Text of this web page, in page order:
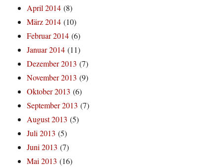
April 2014 (8)
März 2014 (10)
Februar 2014 (6)
Januar 2014 (11)
Dezember 2013 (7)
November 2013 (9)
Oktober 2013 (6)
September 2013 (7)
August 2013 (5)
Juli 2013 (5)
Juni 2013 (7)
Mai 2013 (16)